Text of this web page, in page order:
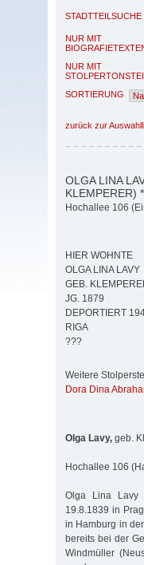
STADTTEILSUCHE
NUR MIT
NUR MIT
SORTIERUNG
zurück zur
OLGA LINA
KLEMPERER)
Hochallee 106
HIER WOHNTE
OLGA LINA LAVY
GEB.
JG. 1879
DEPORTIERT
RIGA
???
Weitere
Dora Dina
Olga Lavy, geb.
Hochallee 106
Olga Lina Lavy
19.8.1839 in
in Hamburg in
bereits bei der
Windmüller